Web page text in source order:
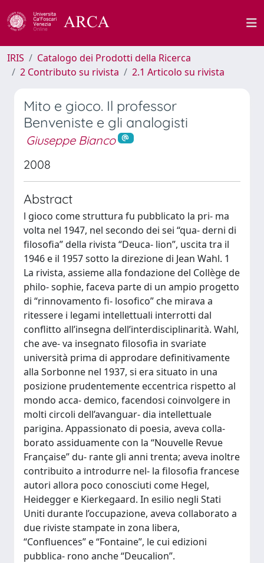
IRIS
Catalogo dei Prodotti della Ricerca
2 Contributo su rivista
2.1 Articolo su rivista
Mito e gioco. Il professor
Benveniste e gli analogisti
Giuseppe Bianco
2008
Abstract
l gioco come struttura fu pubblicato la pri- ma
volta nel 1947, nel secondo dei sei “qua- derni di
filosofia” della rivista “Deuca- lion”, uscita tra il
1946 e il 1957 sotto la direzione di Jean Wahl. 1
La rivista, assieme alla fondazione del Collège de
philo- sophie, faceva parte di un ampio progetto
di “rinnovamento fi- losofico” che mirava a
ritessere i legami intellettuali interrotti dal
conflitto all’insegna dell’interdisciplinarità. Wahl,
che ave- va insegnato filosofia in svariate
università prima di approdare definitivamente
alla Sorbonne nel 1937, si era situato in una
posizione prudentemente eccentrica rispetto al
mondo acca- demico, facendosi coinvolgere in
molti circoli dell’avanguar- dia intellettuale
parigina. Appassionato di poesia, aveva colla-
borato assiduamente con la “Nouvelle Revue
Française” du- rante gli anni trenta; aveva inoltre
contribuito a introdurre nel- la filosofia francese
autori allora poco conosciuti come Hegel,
Heidegger e Kierkegaard. In esilio negli Stati
Uniti durante l’occupazione, aveva collaborato a
due riviste stampate in zona libera,
“Confluences” e “Fontaine”, le cui edizioni
pubblica- rono anche “Deucalion”.